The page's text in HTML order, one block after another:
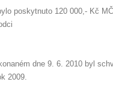
poskytnuto 120 000,- Kč
dne 9. 6. 2010 byl
2009.